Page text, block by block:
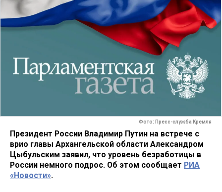
Фото: Пресс-служба Кремля
Президент России Владимир Путин на встрече с
врио главы Архангельской области Александром
Цыбульским заявил, что уровень безработицы в
России немного подрос. Об этом сообщает РИА
«Новости».